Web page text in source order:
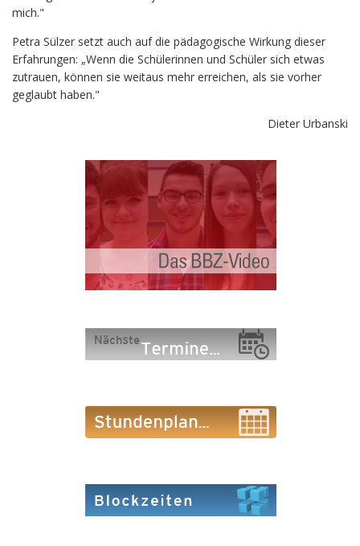
mich."
Petra Sülzer setzt auch auf die pädagogische Wirkung dieser
Erfahrungen: „Wenn die Schülerinnen und Schüler sich etwas
zutrauen, können sie weitaus mehr erreichen, als sie vorher
geglaubt haben."
Dieter Urbanski